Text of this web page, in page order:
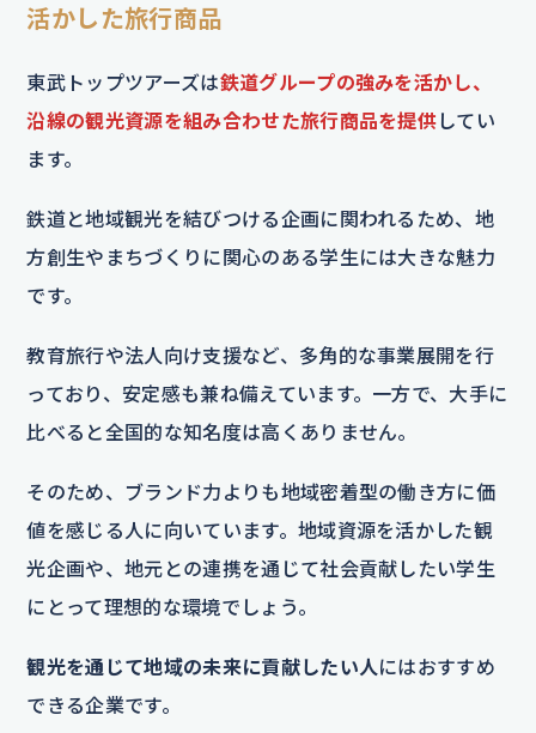
活かした旅行商品
東武トップツアーズは鉄道グループの強みを活かし、
沿線の観光資源を組み合わせた旅行商品を提供 してい
ます。
鉄道と地域観光を結びつける企画に関われるため、地
方創生やまちづくりに関心のある学生には大きな魅力
です。
教育旅行や法人向け支援など、多角的な事業展開を行
っており、安定感も兼ね備えています。一方で、大手に
比べると全国的な知名度は高くありません。
そのため、ブランド力よりも地域密着型の働き方に価
値を感じる人に向いています。地域資源を活かした観
光企画や、地元との連携を通じて社会貢献したい学生
にとって理想的な環境でしょう。
観光を通じて地域の未来に貢献したい人 にはおすすめ
できる企業です。